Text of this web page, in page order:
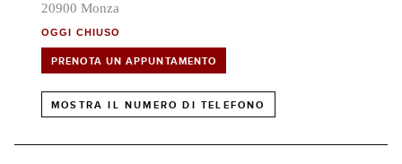
20900 Monza
OGGI CHIUSO
PRENOTA UN APPUNTAMENTO
MOSTRA IL NUMERO DI TELEFONO